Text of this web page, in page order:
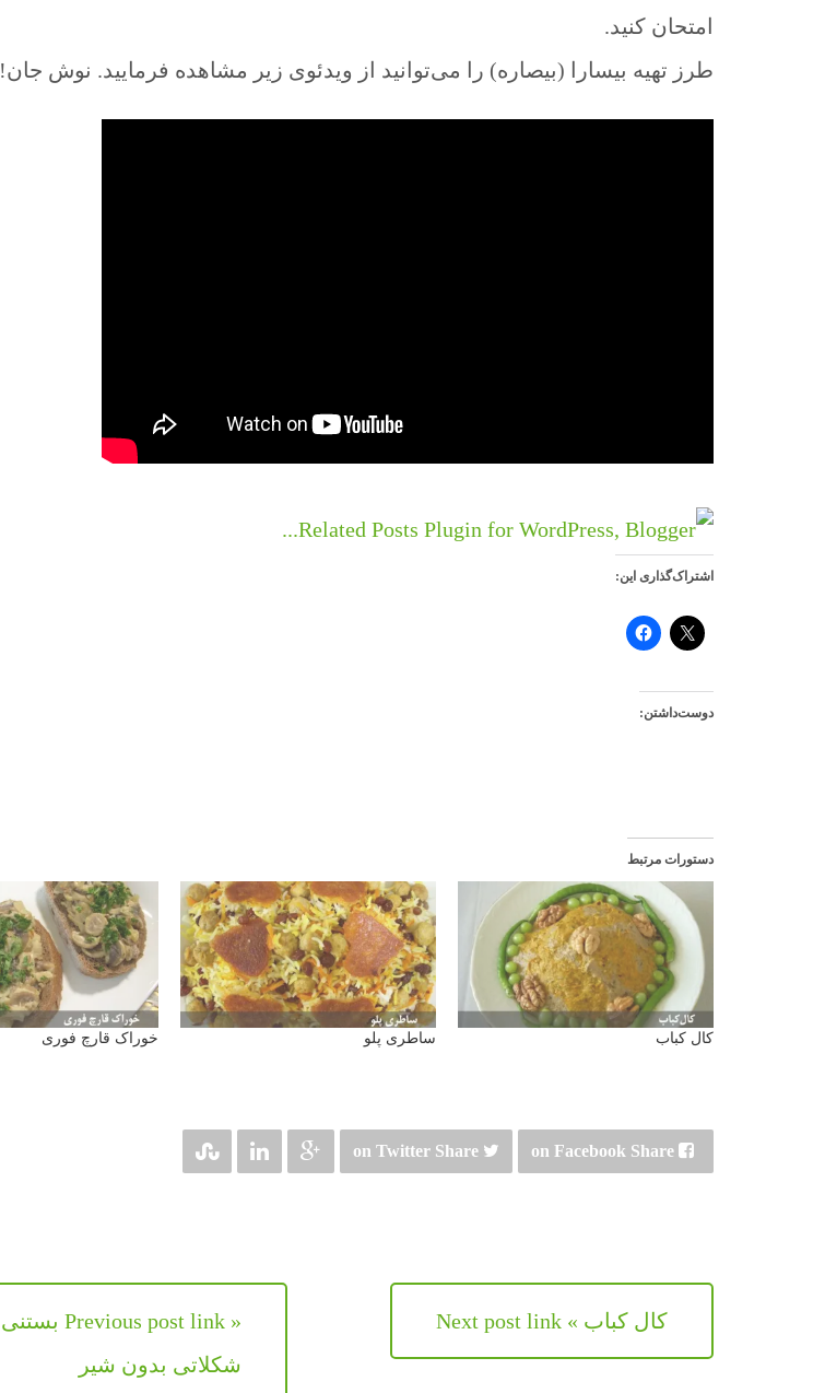
امتحان کنید.
طرز تهیه بیسارا (بیصاره) را می‌توانید از ویدئوی زیر مشاهده فرمایید. نوش جان!
اشتراک‌گذاری این:
دوست‌داشتن:
دستورات مرتبط
کال کباب ساطری پلو خوراک قارچ فوری
on Facebook
on Twitter
« Previous post link بستنی
شکلاتی بدون شیر
کال کباب » Next post link